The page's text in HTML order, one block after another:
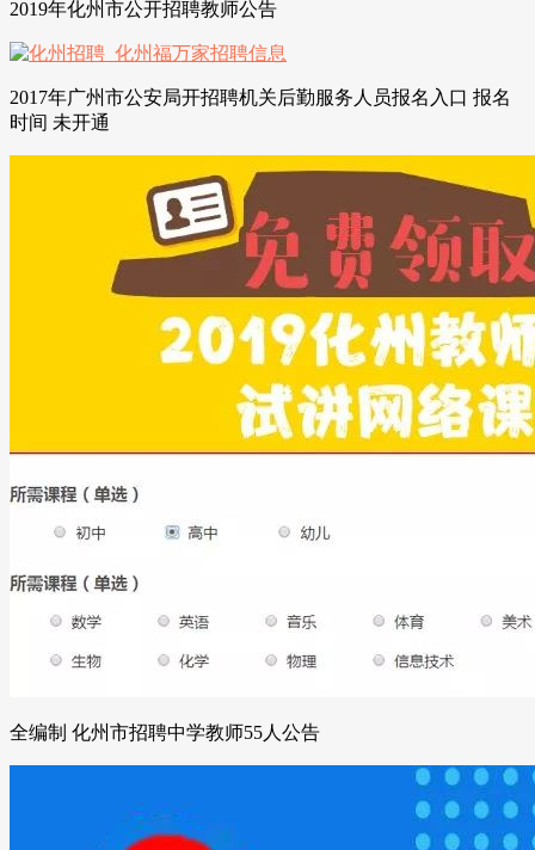
2019年化州市公开招聘教师公告
2017年广州市公安局开招聘机关后勤服务人员报名入口 报名
时间 未开通
全编制 化州市招聘中学教师55人公告